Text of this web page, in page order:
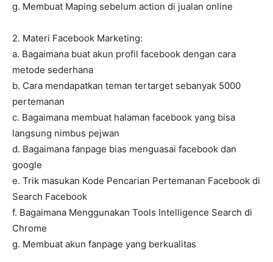
g. Membuat Maping sebelum action di jualan online
2. Materi Facebook Marketing:
a. Bagaimana buat akun profil facebook dengan cara
metode sederhana
b. Cara mendapatkan teman tertarget sebanyak 5000
pertemanan
c. Bagaimana membuat halaman facebook yang bisa
langsung nimbus pejwan
d. Bagaimana fanpage bias menguasai facebook dan
google
e. Trik masukan Kode Pencarian Pertemanan Facebook di
Search Facebook
f. Bagaimana Menggunakan Tools Intelligence Search di
Chrome
g. Membuat akun fanpage yang berkualitas